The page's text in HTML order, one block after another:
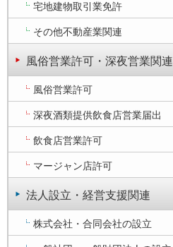
宅地建物取引業免許
その他不動産業関連
風俗営業許可・深夜営業関連
風俗営業許可
深夜酒類提供飲食店営業届出
飲食店営業許可
マージャン店許可
法人設立・経営支援関連
株式会社・合同会社の設立